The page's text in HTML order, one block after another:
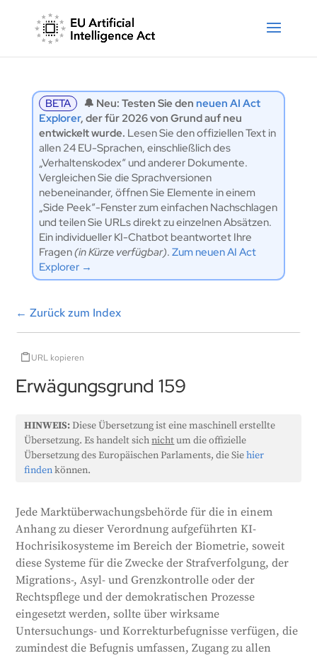
BETA 🔔 Neu: Testen Sie den neuen AI Act
Explorer, der für 2026 von Grund auf neu
entwickelt wurde. Lesen Sie den offiziellen Text in
allen 24 EU-Sprachen, einschließlich des
„Verhaltenskodex“ und anderer Dokumente.
Vergleichen Sie die Sprachversionen
nebeneinander, öffnen Sie Elemente in einem
„Side Peek“-Fenster zum einfachen Nachschlagen
und teilen Sie URLs direkt zu einzelnen Absätzen.
Ein individueller KI-Chatbot beantwortet Ihre
Fragen(in Kürze verfügbar). Zum neuen AI Act
Explorer →
←Zurück zum Index
URL kopieren
Erwägungsgrund 159
HINWEIS:Diese Übersetzung ist eine maschinell erstellte
Übersetzung. Es handelt sichnichtum die offizielle
Übersetzung des Europäischen Parlaments, die Siehier
findenkönnen.
Jede Marktüberwachungsbehörde für die in einem
Anhang zu dieser Verordnung aufgeführten KI-
Hochrisikosysteme im Bereich der Biometrie, soweit
diese Systeme für die Zwecke der Strafverfolgung, der
Migrations-, Asyl- und Grenzkontrolle oder der
Rechtspflege und der demokratischen Prozesse
eingesetzt werden, sollte über wirksame
Untersuchungs- und Korrekturbefugnisse verfügen, die
zumindest die Befugnis umfassen, Zugang zu allen